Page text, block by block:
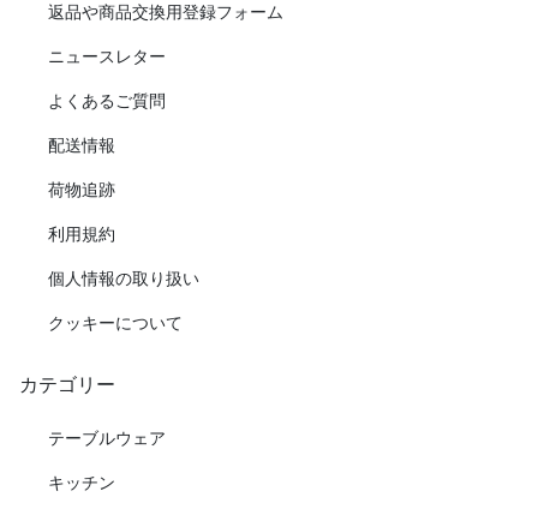
返品や商品交換用登録フォーム
ニュースレター
よくあるご質問
配送情報
荷物追跡
利用規約
個人情報の取り扱い
クッキーについて
カテゴリー
テーブルウェア
キッチン